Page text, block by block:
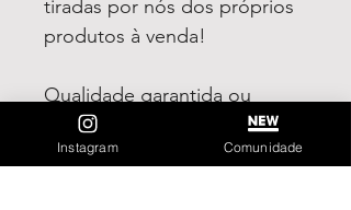
tiradas por nós dos próprios
produtos à venda!
Qualidade garantida ou
devolução por nossa conta!
Instagram Comunidade